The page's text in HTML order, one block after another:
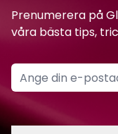
Prenumerera på
våra bästa tips,